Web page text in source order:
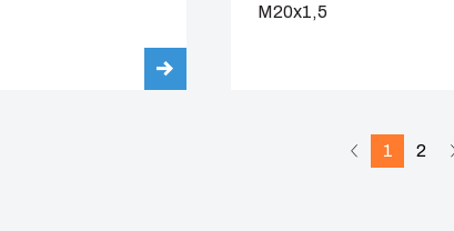
M20x1,5
1 2